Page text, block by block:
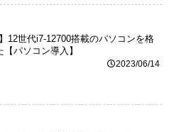
12世代i7-12700搭載のパソコンを格
パソコン導入】
2023/06/14